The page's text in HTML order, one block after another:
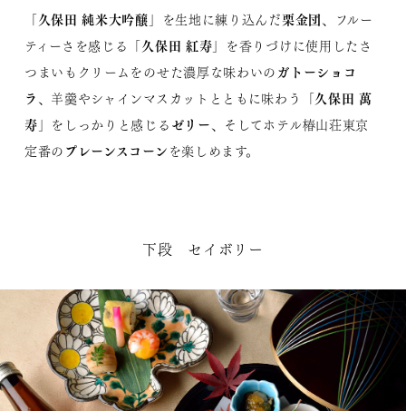
「久保田 純米大吟醸 」を生地に練り込んだ栗金団、フルー
ティーさを感じる「久保田 紅寿」を香りづけに使用したさ
つまいもクリームをのせた濃厚な味わいの ガトーショコ
ラ 、羊羹やシャインマスカットとともに味わう「久保田 萬
寿 」をしっかりと感じる ゼリー、そしてホテル椿山荘東京
定番の プレーンスコーン を楽しめます。
下段 セイボリー